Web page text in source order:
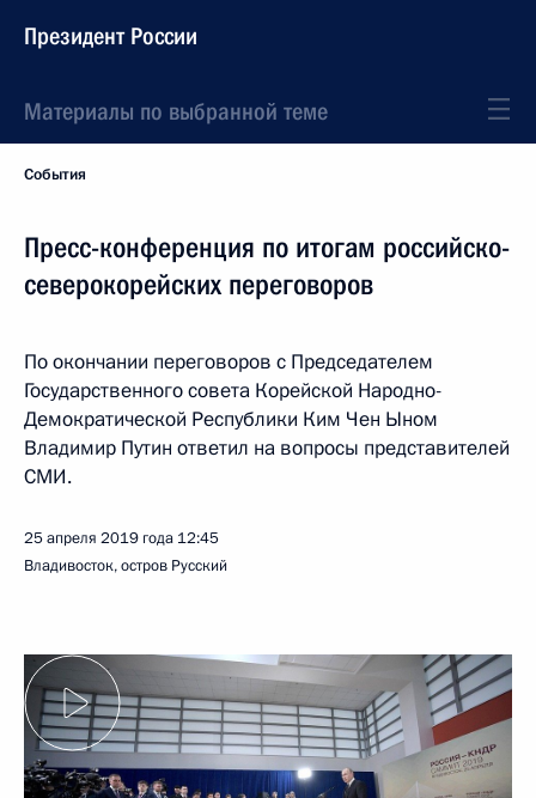
Президент России
Материалы по выбранной теме
События
Пресс-конференция по итогам российско-
северокорейских переговоров
По окончании переговоров с Председателем
Государственного совета Корейской Народно-
Демократической Республики Ким Чен Ыном
Владимир Путин ответил на вопросы представителей
СМИ.
25 апреля 2019 года 12:45
Владивосток, остров Русский